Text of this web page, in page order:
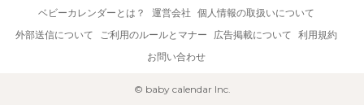
ベビーカレンダーとは？ 運営会社 個人情報の取扱いについて
外部送信について
ご利用のルールとマナー 広告掲載について 利用規約
お問い合わせ
© baby calendar Inc.